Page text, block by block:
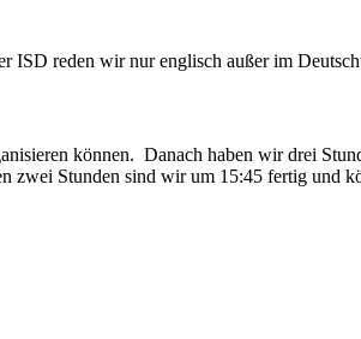
ISD reden wir nur englisch außer im
können. Danach haben wir drei
zwei Stunden sind wir um 15:45 fertig und